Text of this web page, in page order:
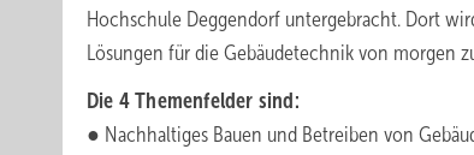
Hochschule Deggendorf untergebracht. Dort
Lösungen für die Gebäudetechnik von morgen
Die 4 Themenfelder sind:
● Nachhaltiges Bauen und Betreiben von